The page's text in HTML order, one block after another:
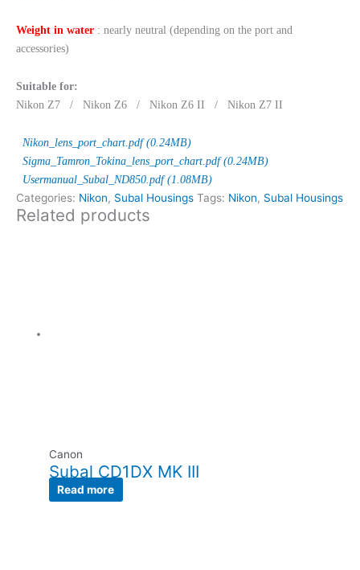
Weight in water : nearly neutral (depending on the port and
accessories)
Suitable for:
Nikon Z7 / Nikon Z6 / Nikon Z6 II / Nikon Z7 II
Nikon_lens_port_chart.pdf (0.24MB)
Sigma_Tamron_Tokina_lens_port_chart.pdf (0.24MB)
Usermanual_Subal_ND850.pdf (1.08MB)
Categories: Nikon, Subal Housings Tags: Nikon, Subal Housings
Related products
Canon
Subal CD1DX MK III
Read more